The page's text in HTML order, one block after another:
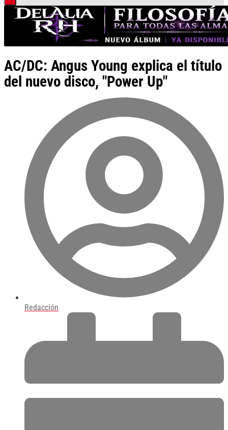
AC/DC: Angus Young explica el título
del nuevo disco, "Power Up"
Redacción